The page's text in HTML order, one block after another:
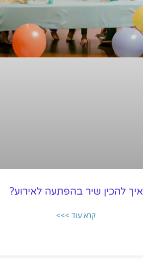
איך להכין שיר בהפתעה לאירוע?
קרא עוד >>>